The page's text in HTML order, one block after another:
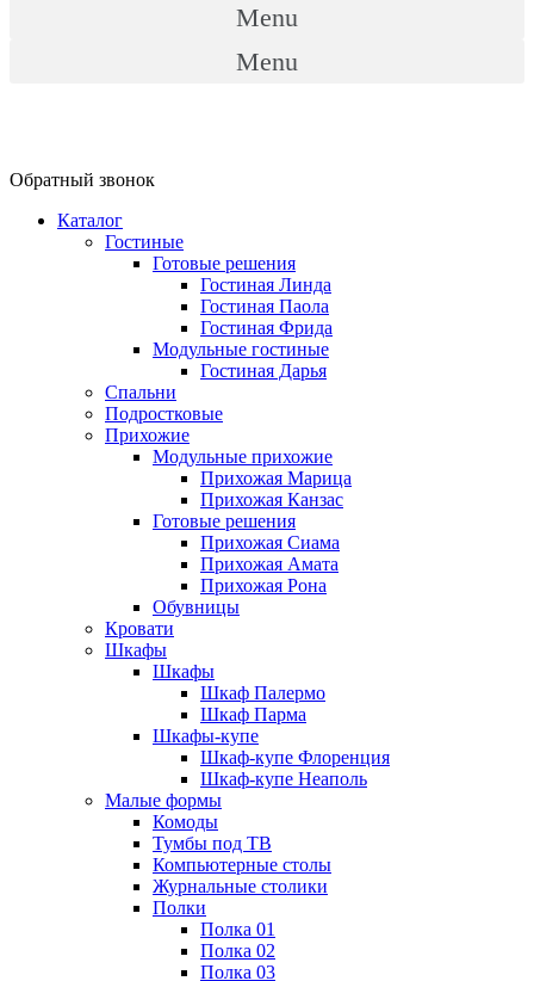
Menu
Menu
Обратный звонок
Каталог
Гостиные
Готовые решения
Гостиная Линда
Гостиная Паола
Гостиная Фрида
Модульные гостиные
Гостиная Дарья
Спальни
Подростковые
Прихожие
Модульные прихожие
Прихожая Марица
Прихожая Канзас
Готовые решения
Прихожая Сиама
Прихожая Амата
Прихожая Рона
Обувницы
Кровати
Шкафы
Шкафы
Шкаф Палермо
Шкаф Парма
Шкафы-купе
Шкаф-купе Флоренция
Шкаф-купе Неаполь
Малые формы
Комоды
Тумбы под ТВ
Компьютерные столы
Журнальные столики
Полки
Полка 01
Полка 02
Полка 03